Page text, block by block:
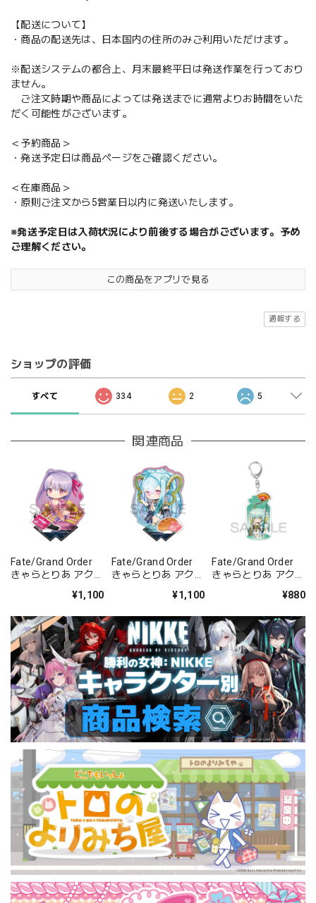
【配送について】
・商品の配送先は、日本国内の住所のみご利用いただけます。
※配送システムの都合上、月末最終平日は発送作業を行っており
ません。
ご注文時期や商品によっては発送までに通常よりお時間をいた
だく可能性がございます。
＜予約商品＞
・発送予定日は商品ページをご確認ください。
＜在庫商品＞
・原則ご注文から5営業日以内に発送いたします。
※発送予定日は入荷状況により前後する場合がございます。予め
ご理解ください。
この商品をアプリで見る
通報する
ショップの評価
すべて 334 2 5
関連商品
Fate/Grand Order
きゃらとりあ アクリ
ー/パッションリッ
¥1,100
Fate/Grand Order
きゃらとりあ アクリ
ー/ラーヴァ/ティア
¥1,100
Fate/Grand Order
きゃらとりあ アクリ
¥880